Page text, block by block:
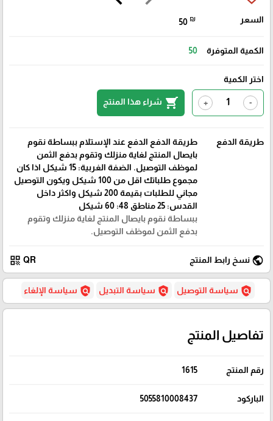
السعر 50 ₪
الكمية المتوفرة 50
اختر الكمية
-
+
shopping_cart شراء هذا المنتج
طريقة الدفع
طريقة الدفع الدفع عند الإستلام ببساطة نقوم
بايصال المنتج لغاية منزلك وتقوم بدفع الثمن
لموظف التوصيل. الضفة الغربية: 15 شيكل اذا كان
مجموع طلباتك اقل من 100 شيكل ويكون التوصيل
مجاني للطلبات بقيمة 200 شيكل واكثر داخل
القدس: 25 مناطق 48: 60 شيكل
ببساطة نقوم بايصال المنتج لغاية منزلك وتقوم
بدفع الثمن لموظف التوصيل.
public نسخ رابط المنتج QR
qr_code
policy سياسة التوصيل policy سياسة التبديل policy سياسة الإلغاء
تفاصيل المنتج
رقم المنتج 1615
الباركود 5055810008437